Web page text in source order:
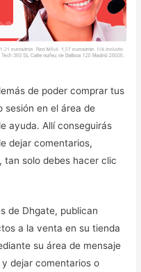
de poder comprar tus
sesión en el área de
ayuda. Allí conseguirás
dejar comentarios,
tan solo debes hacer clic
de Dhgate, publican
a la venta en su tienda
su área de mensaje
dejar comentarios o